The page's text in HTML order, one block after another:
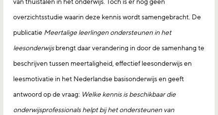
overzichtsstudie waarin deze kennis wordt samengebracht. De
publicatie Meertalige leerlingen ondersteunen in het
leesonderwijsbrengt daar verandering in door de samenhang te
beschrijven tussen meertaligheid, effectief leesonderwijs en
leesmotivatie in het Nederlandse basisonderwijs en geeft
antwoord op de vraag: Welke kennis is beschikbaar die
onderwijsprofessionals helpt bij het ondersteunen van